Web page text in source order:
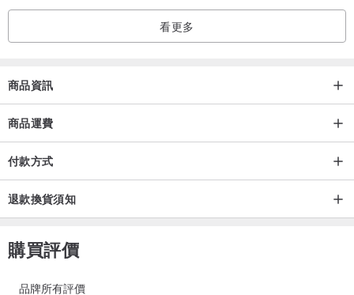
看更多
商品資訊
商品運費
付款方式
退款換貨須知
購買評價
品牌所有評價